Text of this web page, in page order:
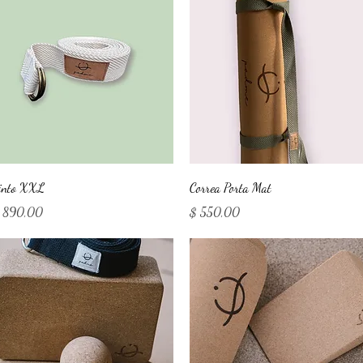
XXL
890,00
Vista rápida
Correa Porta Mat
Precio
$ 550,00